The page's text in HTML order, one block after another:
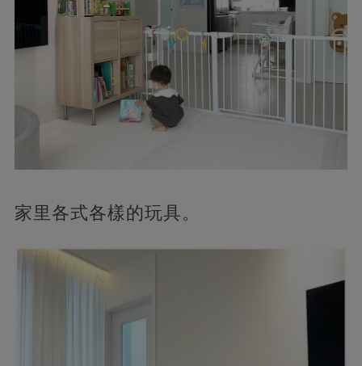
家里各式各樣的玩具。